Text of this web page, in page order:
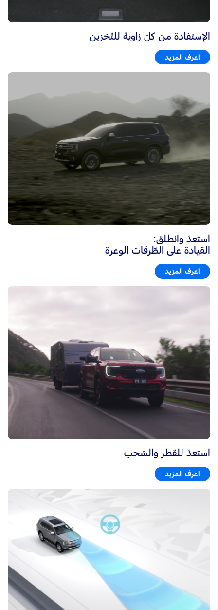
الإستفادة من كلّ زاوية للتّخزين
اعرف المزيد
استعدّ وانطلق:
القيادة على الطّرقات الوعرة
اعرف المزيد
استعدّ للقطر والسّحب
اعرف المزيد